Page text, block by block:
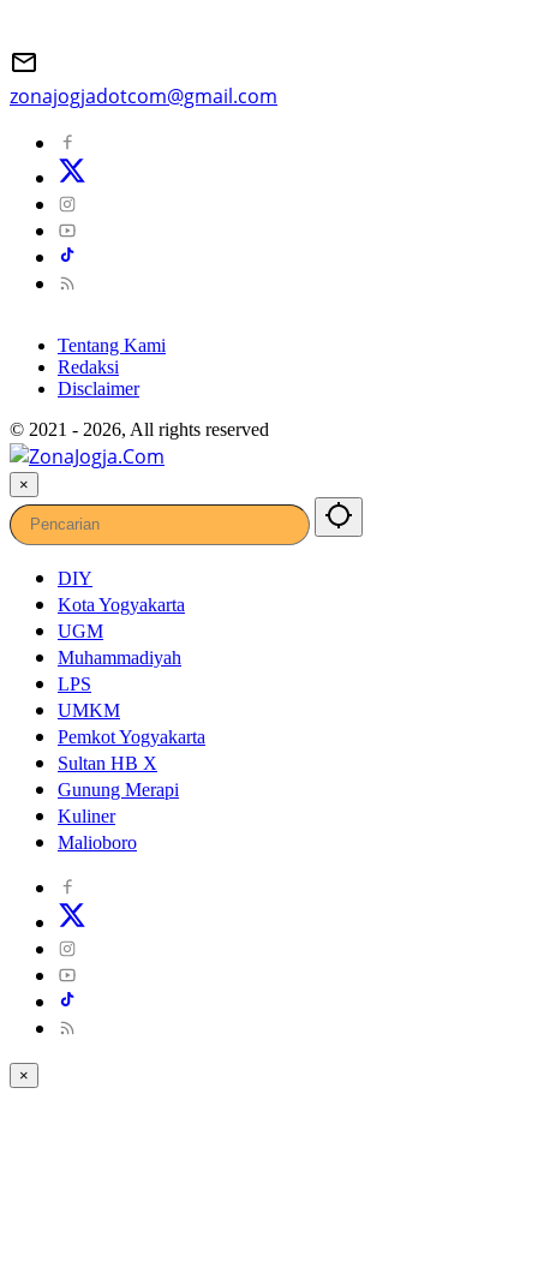
zonajogjadotcom@gmail.com
Tentang Kami
Redaksi
Disclaimer
© 2021 - 2026, All rights reserved
×
DIY
Kota Yogyakarta
UGM
Muhammadiyah
LPS
UMKM
Pemkot Yogyakarta
Sultan HB X
Gunung Merapi
Kuliner
Malioboro
×